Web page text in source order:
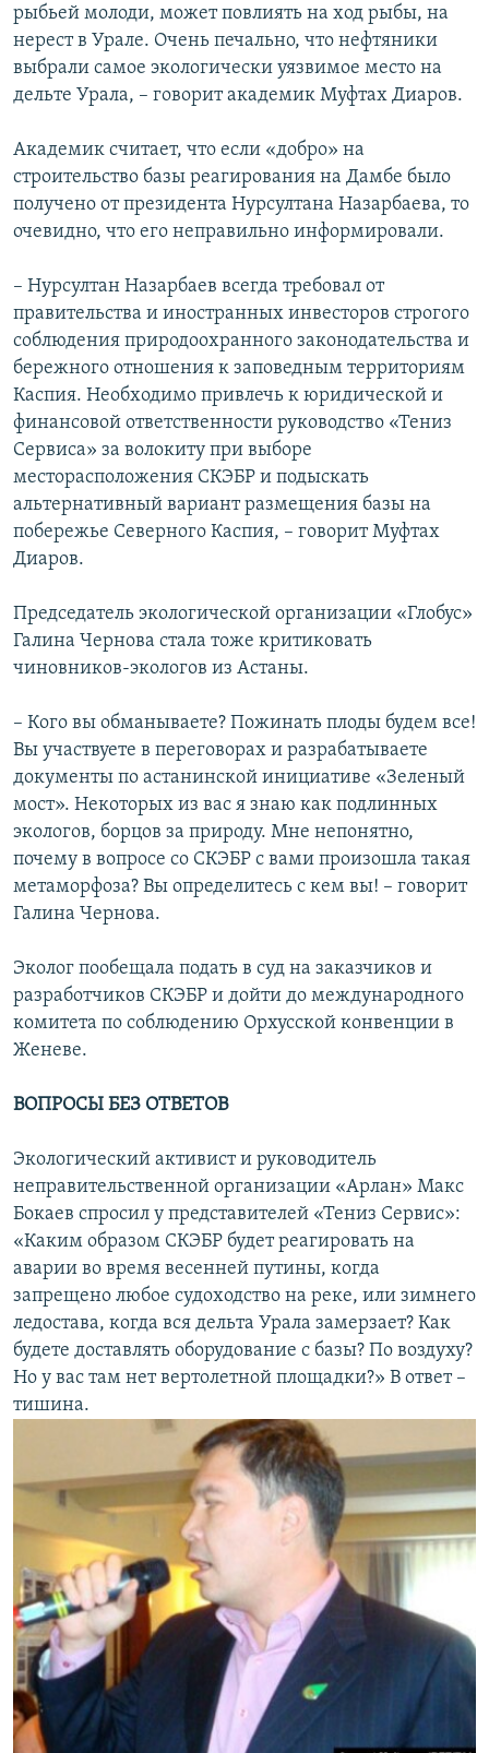
рыбьей молоди, может повлиять на ход рыбы, на
нерест в Урале. Очень печально, что нефтяники
выбрали самое экологически уязвимое место на
дельте Урала, – говорит академик Муфтах Диаров.
Академик считает, что если «добро» на
строительство базы реагирования на Дамбе было
получено от президента Нурсултана Назарбаева, то
очевидно, что его неправильно информировали.
– Нурсултан Назарбаев всегда требовал от
правительства и иностранных инвесторов строгого
соблюдения природоохранного законодательства и
бережного отношения к заповедным территориям
Каспия. Необходимо привлечь к юридической и
финансовой ответственности руководство «Тениз
Сервиса» за волокиту при выборе
месторасположения СКЭБР и подыскать
альтернативный вариант размещения базы на
побережье Северного Каспия, – говорит Муфтах
Диаров.
Председатель экологической организации «Глобус»
Галина Чернова стала тоже критиковать
чиновников-экологов из Астаны.
– Кого вы обманываете? Пожинать плоды будем все!
Вы участвуете в переговорах и разрабатываете
документы по астанинской инициативе «Зеленый
мост». Некоторых из вас я знаю как подлинных
экологов, борцов за природу. Мне непонятно,
почему в вопросе со СКЭБР с вами произошла такая
метаморфоза? Вы определитесь с кем вы! – говорит
Галина Чернова.
Эколог пообещала подать в суд на заказчиков и
разработчиков СКЭБР и дойти до международного
комитета по соблюдению Орхусской конвенции в
Женеве.
ВОПРОСЫ БЕЗ ОТВЕТОВ
Экологический активист и руководитель
неправительственной организации «Арлан» Макс
Бокаев спросил у представителей «Тениз Сервис»:
«Каким образом СКЭБР будет реагировать на
аварии во время весенней путины, когда
запрещено любое судоходство на реке, или зимнего
ледостава, когда вся дельта Урала замерзает? Как
будете доставлять оборудование с базы? По воздуху?
Но у вас там нет вертолетной площадки?» В ответ –
тишина.